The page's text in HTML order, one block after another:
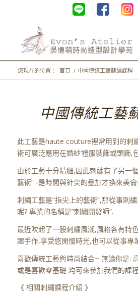
您現在的位置： 首頁 / 中國傳統工藝蘇繡課程
中國傳統工藝
此工藝是haute couture裡常用到的刺
術可廣泛應用在婚紗’禮服裝飾或頭飾,
由於工藝十分精細,因此剌繡有了另一
藝術” -是時間與針尖的壘加才換來美
刺繡工藝是”指尖上的藝術”,那從事刺
呢? 專業的名稱是”刺繡開發師”.
最近吹起了一股刺繡風潮,風格各有特
趣手作,享受悠閒慢時光,也可以從事專
喜歡傳統工藝與時尚結合~ 無論你是:
或是喜歡零基礎 均可來參加我們的課
《 相關刺繡課程介紹 》